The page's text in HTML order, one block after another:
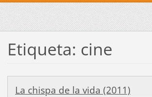
Etiqueta: cine
La chispa de la vida (2011)